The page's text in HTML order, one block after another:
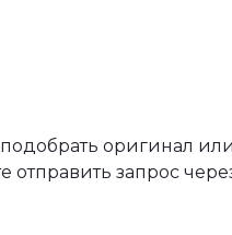
оригинал
отправить запрос